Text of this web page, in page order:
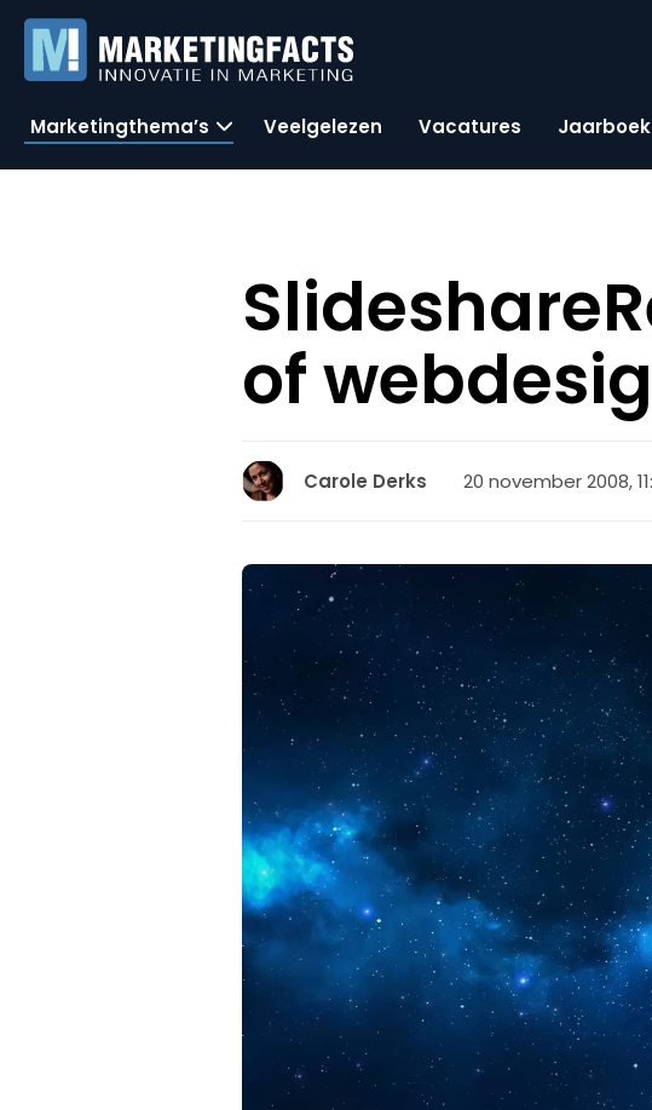
Marketingthema’s Veelgelezen Vacatures Jaarboek
of
Carole Derks 20 november 2008,